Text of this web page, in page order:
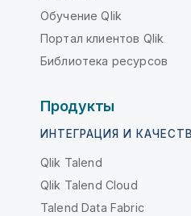
Обучение Qlik
Портал клиентов Qlik
Библиотека ресурсов
Продукты
ИНТЕГРАЦИЯ И
Qlik Talend
Qlik Talend Cloud
Talend Data Fabric